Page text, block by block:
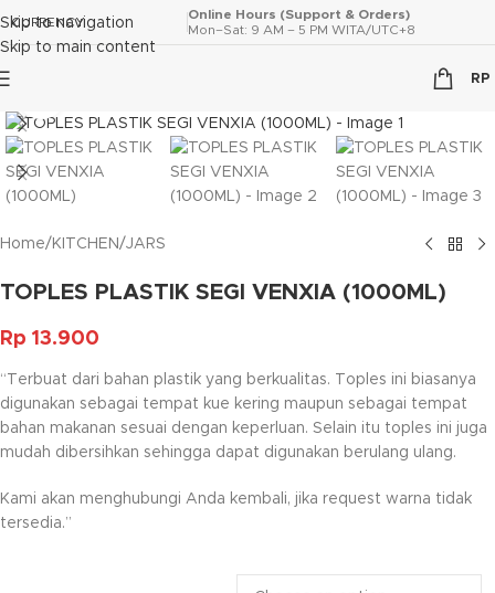
Skip to navigation
Skip to main content
CURRENCY
Online Hours (Support & Orders)
Mon–Sat: 9 AM – 5 PM WITA/UTC+8
RP
Home/ KITCHEN/JARS
TOPLES PLASTIK SEGI VENXIA (1000ML)
Rp 13.900
“Terbuat dari bahan plastik yang berkualitas. Toples ini biasanya
digunakan sebagai tempat kue kering maupun sebagai tempat
bahan makanan sesuai dengan keperluan. Selain itu toples ini juga
mudah dibersihkan sehingga dapat digunakan berulang ulang.
Kami akan menghubungi Anda kembali, jika request warna tidak
tersedia.”